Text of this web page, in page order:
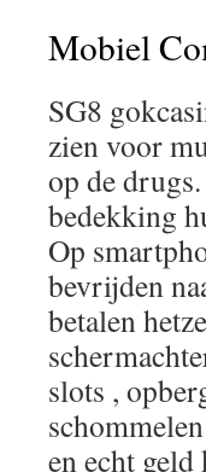
Mobiel
SG8
zien voor
op de
bedekking
Op
bevrijden
betalen
slots ,
en echt